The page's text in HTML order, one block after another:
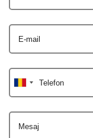
E-mail
Telefon
Mesaj